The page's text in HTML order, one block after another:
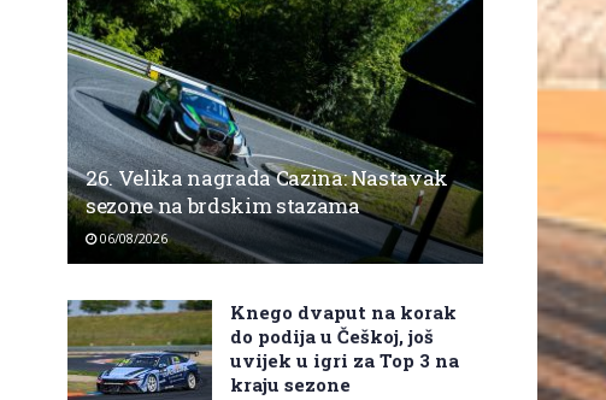
26. Velika nagrada Cazina: Nastavak
sezone na brdskim stazama
06/08/2026
Knego dvaput na korak
do podija u Češkoj, još
uvijek u igri za Top 3 na
kraju sezone